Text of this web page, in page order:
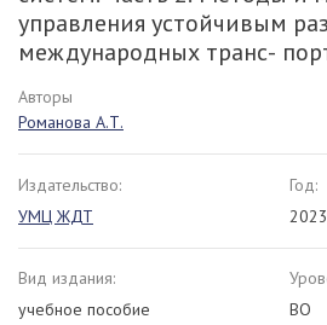
управления устойчивым
международных транс-
Авторы
Романова А.Т.
Издательство:
УМЦ ЖДТ
Год:
2023
Вид издания:
учебное пособие
ВО